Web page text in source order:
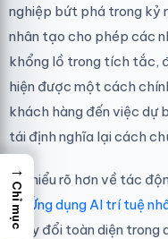
nghiệp bứt phá trong kỷ
nhân tạo cho phép các
khổng lồ trong tích tắc,
hiện được một cách
khách hàng đến việc dự
tái định nghĩa lại cách
Để hiểu rõ hơn về tác
về
Ứng dụng AI trí tuệ
thay đổi toàn diện trong
→
Chỉ mục